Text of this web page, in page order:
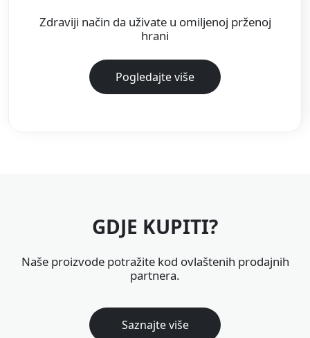
Zdraviji način da uživate u omiljenoj prženoj
hrani
Pogledajte više
GDJE KUPITI?
Naše proizvode potražite kod ovlaštenih prodajnih
partnera.
Saznajte više